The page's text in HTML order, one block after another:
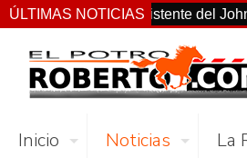
ÚLTIMAS NOTICIAS
el más consistente del John
Inicio Noticias La